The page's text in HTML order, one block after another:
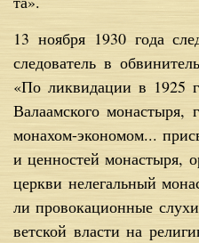
13 но­яб­ря 1930 го­да
сле­до­ва­тель в
«По лик­ви­да­ции в 1925
Ва­ла­ам­ско­го мо­на­сты­ря,
мо­на­хом-эко­но­мом...
и цен­но­стей мо­на­сты­ря,
церк­ви не­ле­галь­ный
ли про­во­ка­ци­он­ные
вет­ской вла­сти на